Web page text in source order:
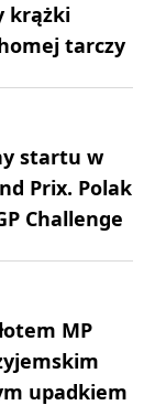
krążki
tarczy
startu w
Prix. Polak
Challenge
MP
upadkiem